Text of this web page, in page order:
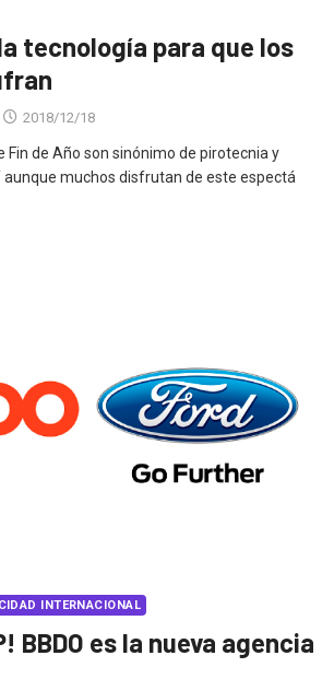
tecnología para que los
2018/12/18
Fin de Año son sinónimo de pirotecnia y
muchos disfrutan de este espectá
INTERNACIONAL
BBDO es la nueva agencia